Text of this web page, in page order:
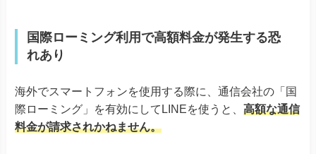
れあり
際ローミング」を有効にしてLINEを使うと、高額な通信
料金が請求されかねません。